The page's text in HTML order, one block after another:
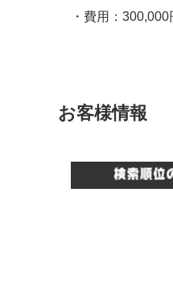
・費用：300,000
お客様情報